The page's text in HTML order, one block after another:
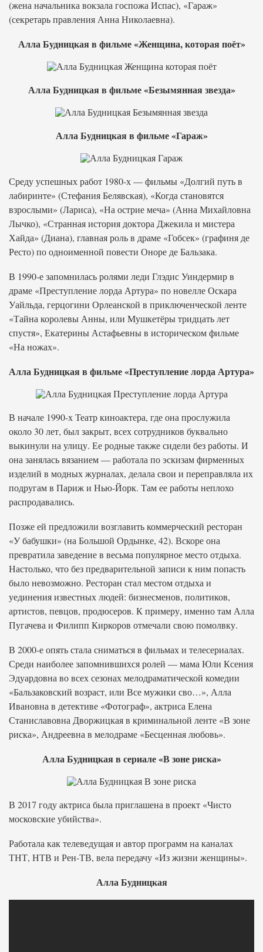
(жена начальника вокзала госпожа Испас), «Гараж»
(секретарь правления Анна Николаевна).
Алла Будницкая в фильме «Женщина, которая поёт»
Алла Будницкая в фильме «Безымянная звезда»
Алла Будницкая в фильме «Гараж»
Среду успешных работ 1980-х — фильмы «Долгий путь в
лабиринте» (Стефания Белявская), «Когда становятся
взрослыми» (Лариса), «На острие меча» (Анна Михайловна
Лычко), «Странная история доктора Джекила и мистера
Хайда» (Диана), главная роль в драме «Гобсек» (графиня де
Ресто) по одноименной повести Оноре де Бальзака.
В 1990-е запомнилась ролями леди Глэдис Уиндермир в
драме «Преступление лорда Артура» по новелле Оскара
Уайльда, герцогини Орлеанской в приключенческой ленте
«Тайна королевы Анны, или Мушкетёры тридцать лет
спустя», Екатерины Астафьевны в историческом фильме
«На ножах».
Алла Будницкая в фильме «Преступление лорда Артура»
В начале 1990-х Театр киноактера, где она прослужила
около 30 лет, был закрыт, всех сотрудников буквально
выкинули на улицу. Ее родные также сидели без работы. И
она занялась вязанием — работала по эскизам фирменных
изделий в модных журналах, делала свои и переправляла их
подругам в Париж и Нью-Йорк. Там ее работы неплохо
распродавались.
Позже ей предложили возглавить коммерческий ресторан
«У бабушки» (на Большой Ордынке, 42). Вскоре она
превратила заведение в весьма популярное место отдыха.
Настолько, что без предварительной записи к ним попасть
было невозможно. Ресторан стал местом отдыха и
уединения известных людей: бизнесменов, политиков,
артистов, певцов, продюсеров. К примеру, именно там Алла
Пугачева и Филипп Киркоров отмечали свою помолвку.
В 2000-е опять стала сниматься в фильмах и телесериалах.
Среди наиболее запомнившихся ролей — мама Юли Ксения
Эдуардовна во всех сезонах мелодраматической комедии
«Бальзаковский возраст, или Все мужики сво…», Алла
Ивановна в детективе «Фотограф», актриса Елена
Станиславовна Дворжицкая в криминальной ленте «В зоне
риска», Андреевна в мелодраме «Бесценная любовь».
Алла Будницкая в сериале «В зоне риска»
В 2017 году актриса была приглашена в проект «Чисто
московские убийства».
Работала как телеведущая и автор программ на каналах
ТНТ, НТВ и Рен-ТВ, вела передачу «Из жизни женщины».
Алла Будницкая